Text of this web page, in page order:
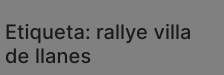
Etiqueta: rallye villa
de llanes